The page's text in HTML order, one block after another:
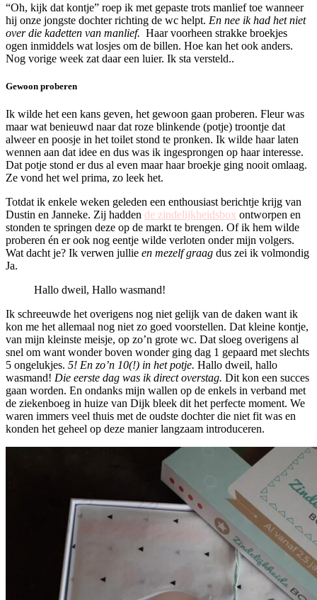
“Oh, kijk dat kontje” roep ik met gepaste trots manlief toe wanneer
hij onze jongste dochter richting de wc helpt. En nee ik had het niet
over die kadetten van manlief. Haar voorheen strakke broekjes
ogen inmiddels wat losjes om de billen. Hoe kan het ook anders.
Nog vorige week zat daar een luier. Ik sta versteld..
Gewoon proberen
Ik wilde het een kans geven, het gewoon gaan proberen. Fleur was
maar wat benieuwd naar dat roze blinkende (potje) troontje dat
alweer en poosje in het toilet stond te pronken. Ik wilde haar laten
wennen aan dat idee en dus was ik ingesprongen op haar interesse.
Dat potje stond er dus al even maar haar broekje ging nooit omlaag.
Ze vond het wel prima, zo leek het.
Totdat ik enkele weken geleden een enthousiast berichtje krijg van
Dustin en Janneke. Zij hadden de zindelijkheidsbox ontworpen en
stonden te springen deze op de markt te brengen. Of ik hem wilde
proberen én er ook nog eentje wilde verloten onder mijn volgers.
Wat dacht je? Ik verwen jullie en mezelf graag dus zei ik volmondig
Ja.
Hallo dweil, Hallo wasmand!
Ik schreeuwde het overigens nog niet gelijk van de daken want ik
kon me het allemaal nog niet zo goed voorstellen. Dat kleine kontje,
van mijn kleinste meisje, op zo’n grote wc. Dat sloeg overigens al
snel om want wonder boven wonder ging dag 1 gepaard met slechts
5 ongelukjes. 5! En zo’n 10(!) in het potje. Hallo dweil, hallo
wasmand! Die eerste dag was ik direct overstag. Dit kon een succes
gaan worden. En ondanks mijn wallen op de enkels in verband met
de ziekenboeg in huize van Dijk bleek dit het perfecte moment. We
waren immers veel thuis met de oudste dochter die niet fit was en
konden het geheel op deze manier langzaam introduceren.